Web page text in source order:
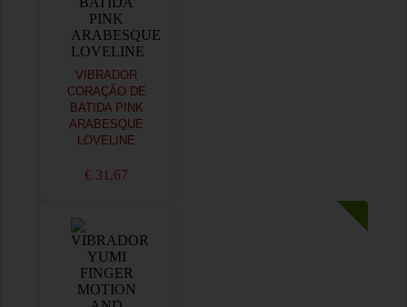
VIBRADOR
CORAÇÃO DE
BATIDA PINK
ARABESQUE
LOVELINE
€ 31,67